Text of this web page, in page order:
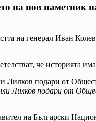
на нов паметник
на генерал Иван
че историята
Лилков подари от